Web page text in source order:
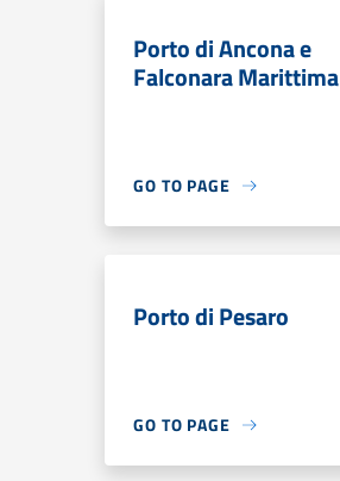
Porto di Ancona e
Falconara Marittima
GO TO PAGE
Porto di Pesaro
GO TO PAGE